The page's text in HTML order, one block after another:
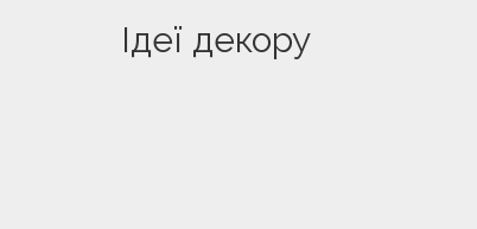
Ідеї декору